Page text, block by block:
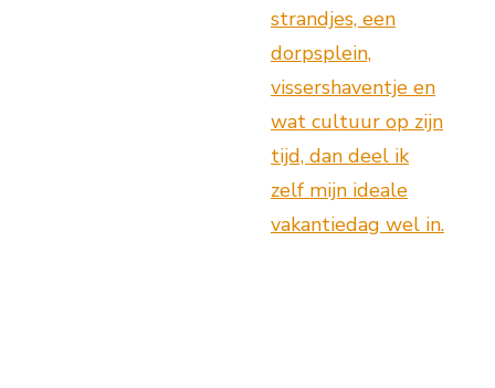
strandjes, een
dorpsplein,
vissershaventje en
wat cultuur op zijn
tijd, dan deel ik
zelf mijn ideale
vakantiedag wel in.